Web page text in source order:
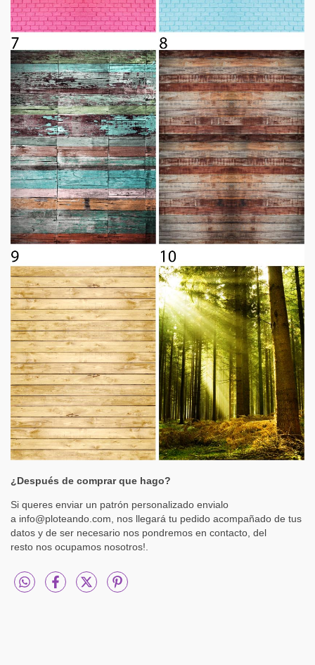
¿Después de comprar que hago?
Si queres enviar un patrón personalizado envialo
a info@ploteando.com , nos llegará tu pedido acompañado de tus
datos y de ser necesario nos pondremos en contacto, del
resto nos ocupamos nosotros!.